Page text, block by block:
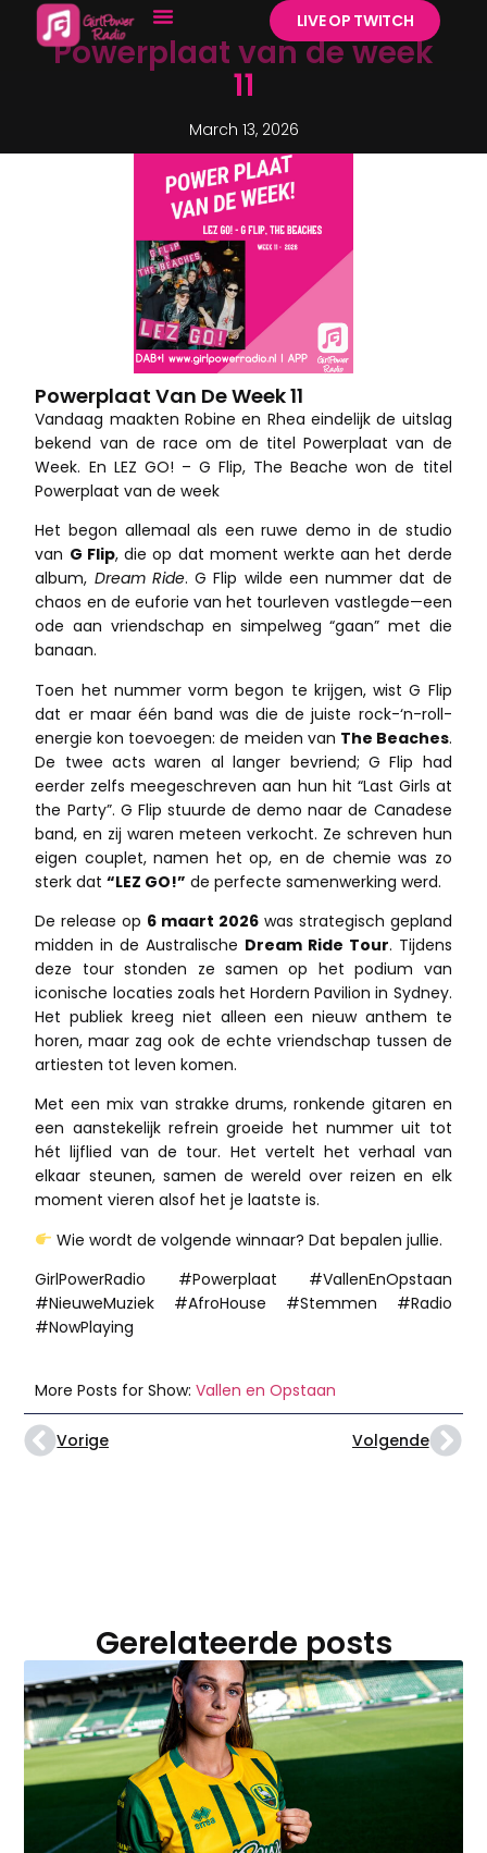
LIVE OP TWITCH
Powerplaat van de week
11
March 13, 2026
Powerplaat Van De Week 11
Vandaag maakten Robine en Rhea eindelijk de uitslag
bekend van de race om de titel Powerplaat van de
Week. En LEZ GO! – G Flip, The Beache won de titel
Powerplaat van de week
Het begon allemaal als een ruwe demo in de studio
van G Flip, die op dat moment werkte aan het derde
album, Dream Ride. G Flip wilde een nummer dat de
chaos en de euforie van het tourleven vastlegde—een
ode aan vriendschap en simpelweg “gaan” met die
banaan.
Toen het nummer vorm begon te krijgen, wist G Flip
dat er maar één band was die de juiste rock-‘n-roll-
energie kon toevoegen: de meiden van The Beaches.
De twee acts waren al langer bevriend; G Flip had
eerder zelfs meegeschreven aan hun hit “Last Girls at
the Party”. G Flip stuurde de demo naar de Canadese
band, en zij waren meteen verkocht. Ze schreven hun
eigen couplet, namen het op, en de chemie was zo
sterk dat“LEZ GO!” de perfecte samenwerking werd.
De release op 6 maart 2026was strategisch gepland
midden in de Australische Dream Ride Tour. Tijdens
deze tour stonden ze samen op het podium van
iconische locaties zoals het Hordern Pavilion in Sydney.
Het publiek kreeg niet alleen een nieuw anthem te
horen, maar zag ook de echte vriendschap tussen de
artiesten tot leven komen.
Met een mix van strakke drums, ronkende gitaren en
een aanstekelijk refrein groeide het nummer uit tot
hét lijflied van de tour. Het vertelt het verhaal van
elkaar steunen, samen de wereld over reizen en elk
moment vieren alsof het je laatste is.
Wie wordt de volgende winnaar? Dat bepalen jullie.
GirlPowerRadio #Powerplaat #VallenEnOpstaan
#NieuweMuziek #AfroHouse #Stemmen #Radio
#NowPlaying
More Posts for Show:Vallen en Opstaan
Vorige Volgende
Gerelateerde posts